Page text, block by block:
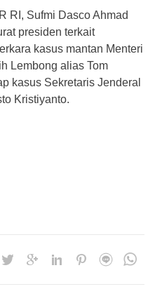
RI, Sufmi Dasco Ahmad
presiden terkait
kasus mantan Menteri
Lembong alias Tom
kasus Sekretaris Jenderal
Kristiyanto.